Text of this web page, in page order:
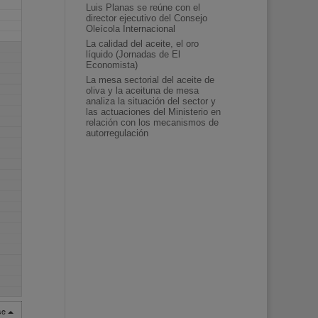
Luis Planas se reúne con el
director ejecutivo del Consejo
Oleícola Internacional
La calidad del aceite, el oro
líquido (Jornadas de El
Economista)
La mesa sectorial del aceite de
oliva y la aceituna de mesa
analiza la situación del sector y
las actuaciones del Ministerio en
relación con los mecanismos de
autorregulación